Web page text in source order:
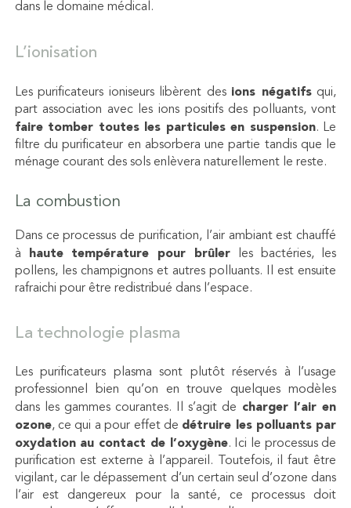
dans le domaine médical.
L’ionisation
Les purificateurs ioniseurs libèrent des ions négatifsqui,
part association avec les ions positifs des polluants, vont
faire tomber toutes les particules en suspension. Le
filtre du purificateur en absorbera une partie tandis que le
ménage courant des sols enlèvera naturellement le reste.
La combustion
Dans ce processus de purification, l’air ambiant est chauffé
à
haute température pour brûlerles bactéries, les
pollens, les champignons et autres polluants. Il est ensuite
rafraichi pour être redistribué dans l’espace.
La technologie plasma
Les purificateurs plasma sont plutôt réservés à l’usage
professionnel bien qu’on en trouve quelques modèles
dans les gammes courantes. Il s’agit de charger l’air en
ozone, ce qui a pour effet de détruire les polluants par
oxydation au contact de l’oxygène. Ici le processus de
purification est externe à l’appareil. Toutefois, il faut être
vigilant, car le dépassement d’un certain seul d’ozone dans
l’air est dangereux pour la santé, ce processus doit